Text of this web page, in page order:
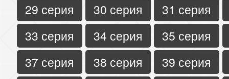
29 серия
30 серия
31 серия
33 серия
34 серия
35 серия
37 серия
38 серия
39 серия